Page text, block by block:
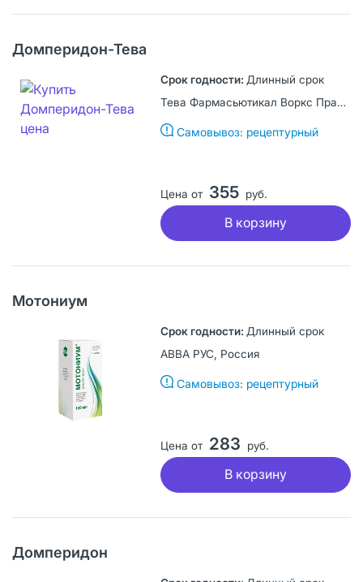
Домперидон-Тева
Длинный срок
Тева Фармасьютикал Воркс Прайвэт Лимитед Компани, Венгрия
Самовывоз: рецептурный
Цена от 355 руб.
В корзину
Мотониум
Длинный срок
АВВА РУС, Россия
Самовывоз: рецептурный
Цена от 283 руб.
В корзину
Домперидон